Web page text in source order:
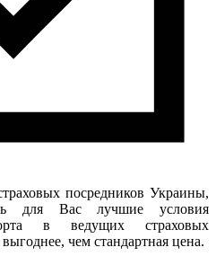
посредников Украины,
для Вас лучшие условия
в ведущих страховых
чем стандартная цена.